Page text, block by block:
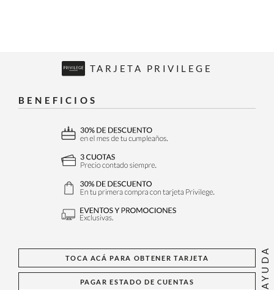
AYUDA
TARJETA PRIVILEGE
BENEFICIOS
TOCA ACÁ PARA OBTENER TARJETA
PAGAR ESTADO DE CUENTAS